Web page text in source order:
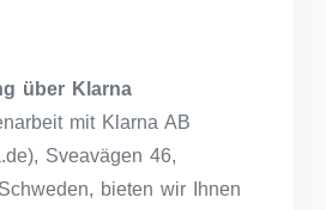
über Klarna
mit Klarna AB
Sveavägen 46,
bieten wir Ihnen